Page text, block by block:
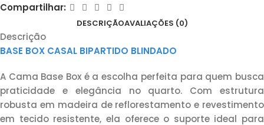
Compartilhar:
DESCRIÇÃOAVALIAÇÕES (0)
Descrição
BASE BOX CASAL BIPARTIDO BLINDADO
A Cama Base Box é a escolha perfeita para quem busca
praticidade e elegância no quarto. Com estrutura
robusta em madeira de reflorestamento e revestimento
em tecido resistente, ela oferece o suporte ideal para